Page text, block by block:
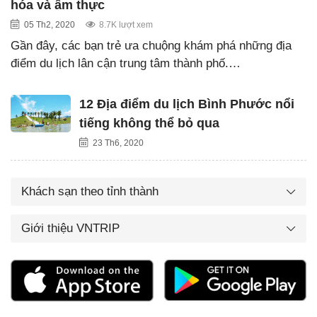
hóa và ẩm thực
05 Th2, 2020 8.7K lượt xem
Gần đây, các bạn trẻ ưa chuộng khám phá những địa
điểm du lịch lân cận trung tâm thành phố.…
12 Địa điểm du lịch Bình Phước nổi
tiếng không thể bỏ qua
23 Th6, 2020
Khách sạn theo tỉnh thành
Giới thiệu VNTRIP